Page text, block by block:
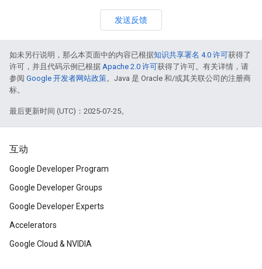
发送反馈
如未另行说明，那么本页面中的内容已根据知识共享署名 4.0 许可获得了
许可，并且代码示例已根据 Apache 2.0 许可获得了许可。有关详情，请
参阅 Google 开发者网站政策。Java 是 Oracle 和/或其关联公司的注册商
标。
最后更新时间 (UTC)：2025-07-25。
互动
Google Developer Program
Google Developer Groups
Google Developer Experts
Accelerators
Google Cloud & NVIDIA